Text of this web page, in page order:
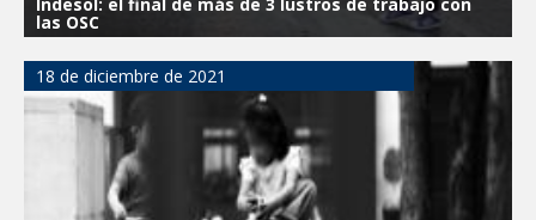
las OSC
18 de diciembre de 2021